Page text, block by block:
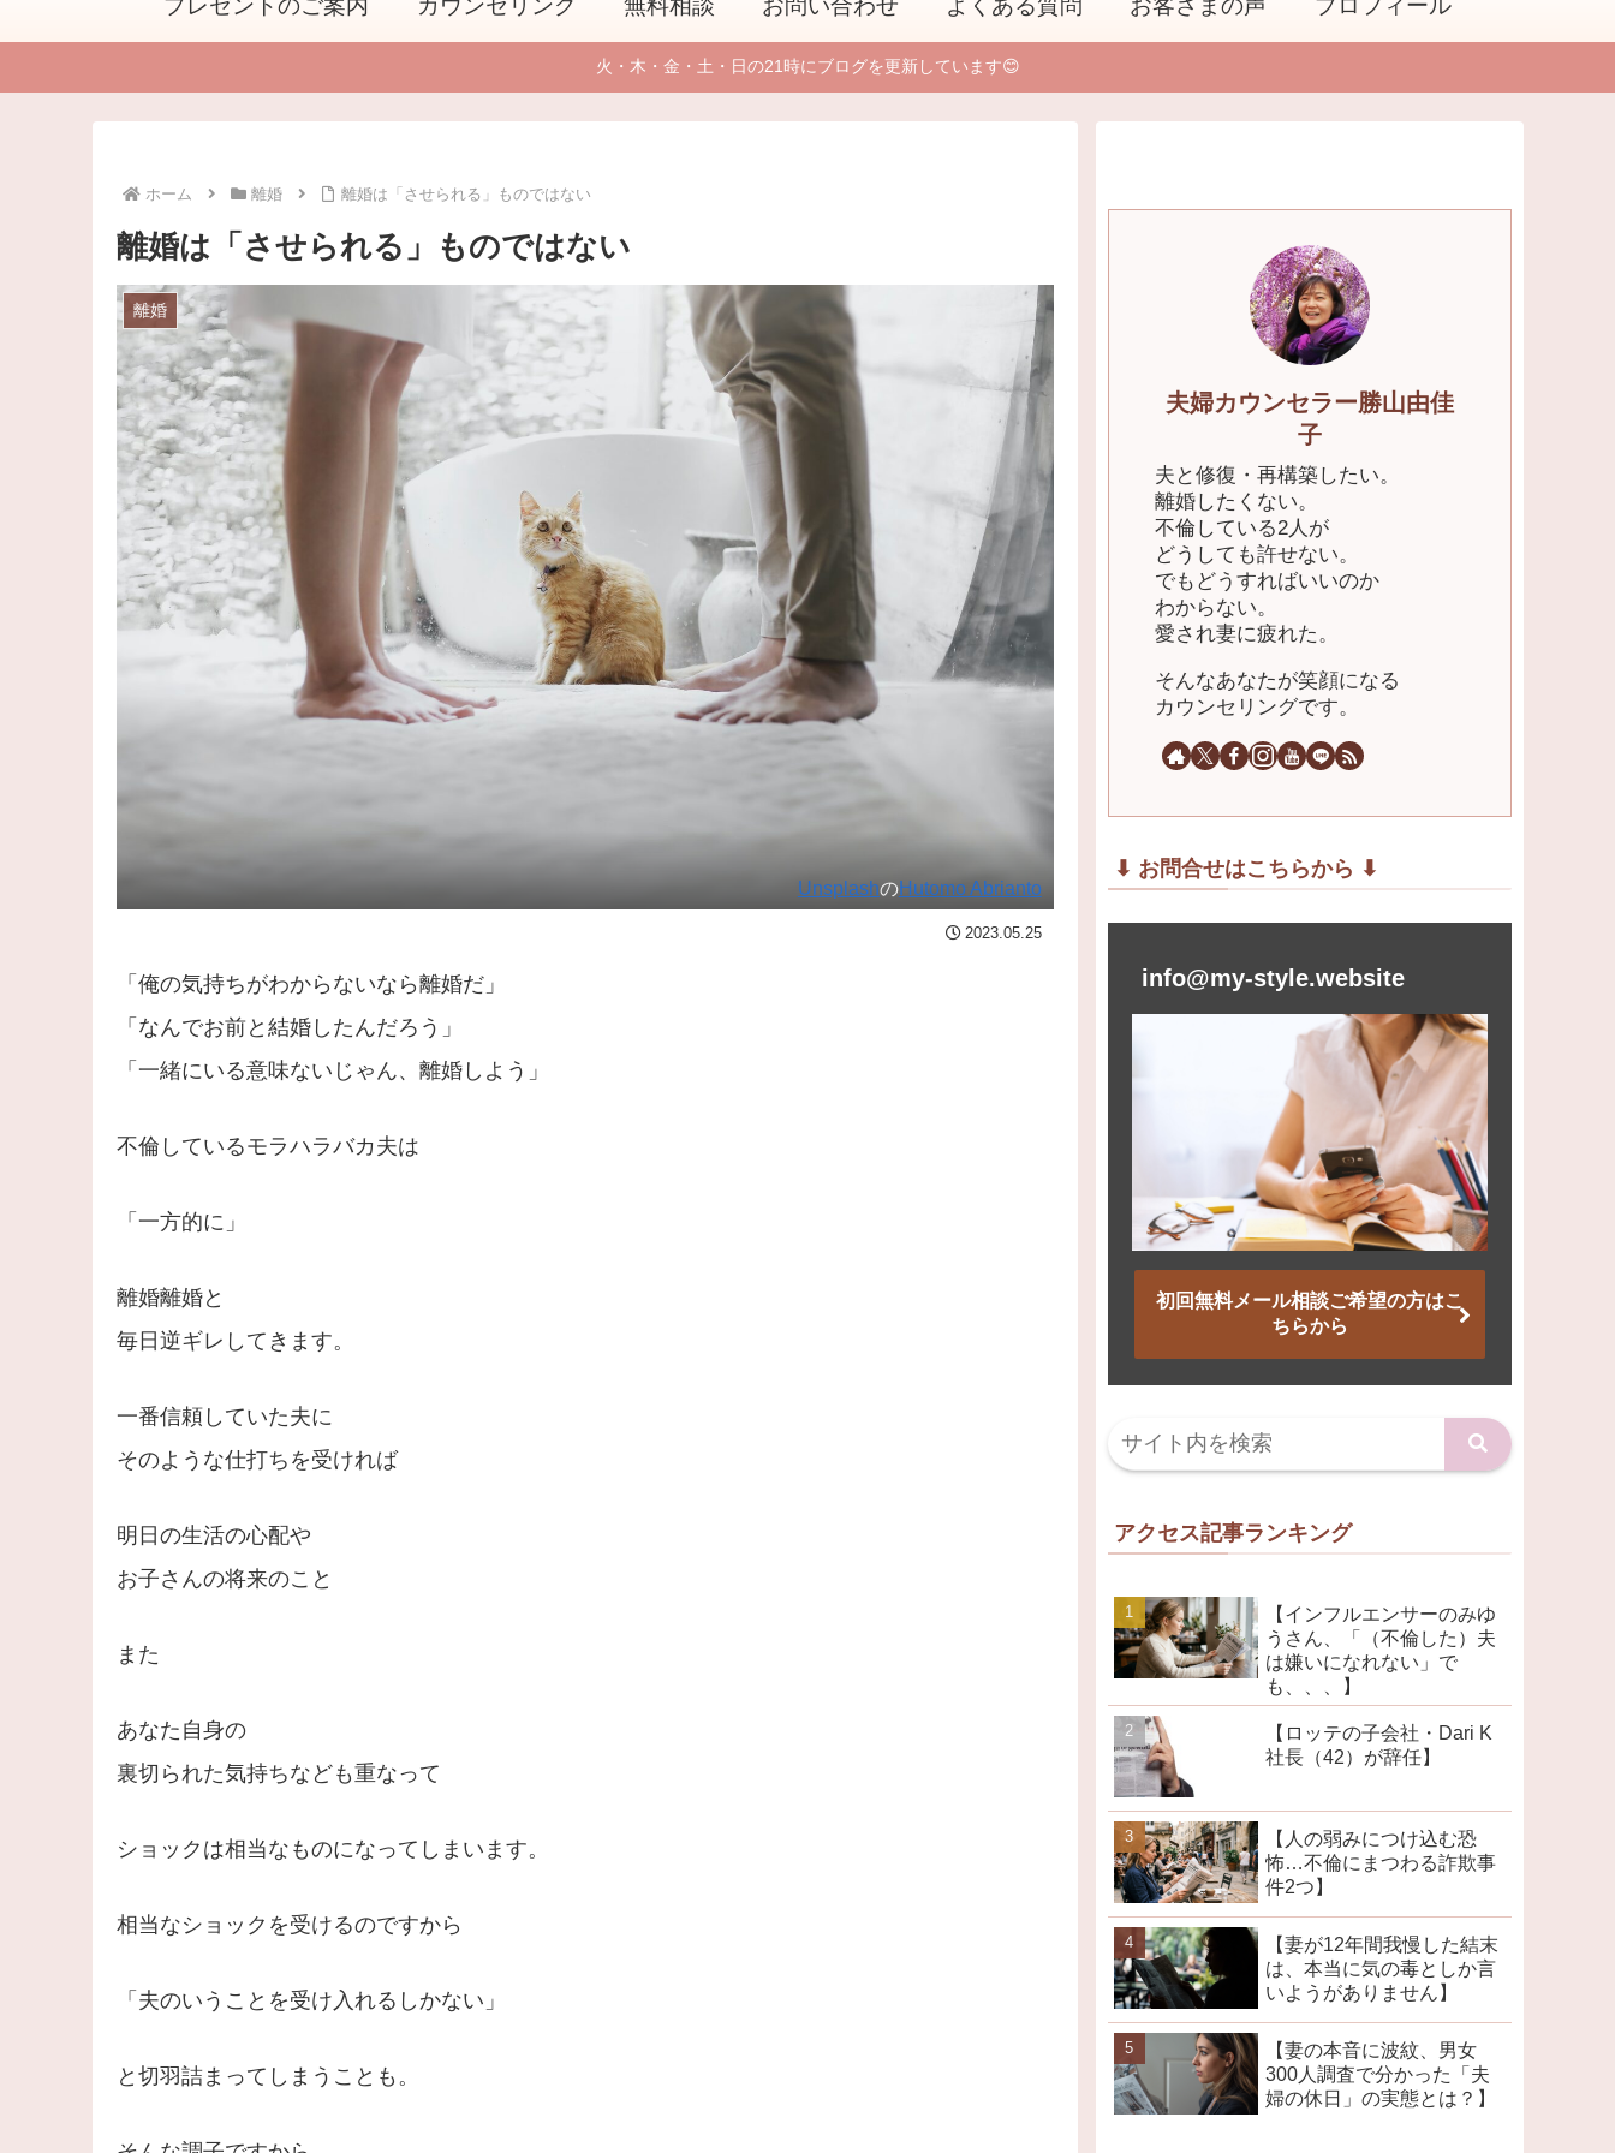
プレゼントのご案内 カウンセリング 無料相談 お問い合わせ よくある質問 お客さまの声 プロフィール
火・木・金・土・日の21時にブログを更新しています😊
ホーム 離婚 離婚は「させられる」ものではない
離婚は「させられる」ものではない
離婚
UnsplashのHutomo Abrianto
2023.05.25
「俺の気持ちがわからないなら離婚だ」
「なんでお前と結婚したんだろう」
「一緒にいる意味ないじゃん、離婚しよう」
不倫しているモラハラバカ夫は
「一方的に」
離婚離婚と
毎日逆ギレしてきます。
一番信頼していた夫に
そのような仕打ちを受ければ
明日の生活の心配や
お子さんの将来のこと
また
あなた自身の
裏切られた気持ちなども重なって
ショックは相当なものになってしまいます。
相当なショックを受けるのですから
「夫のいうことを受け入れるしかない」
と切羽詰まってしまうことも。
夫婦カウンセラー勝山由佳
子
夫と修復・再構築したい。
離婚したくない。
不倫している2人が
どうしても許せない。
でもどうすればいいのか
わからない。
愛され妻に疲れた。
そんなあなたが笑顔になる
カウンセリングです。
⬇︎ お問合せはこちらから ⬇︎
info@my-style.website
初回無料メール相談ご希望の方はこ
ちらから
アクセス記事ランキング
【インフルエンサーのみゆ
うさん、「（不倫した）夫
は嫌いになれない」で
も、、、】
【ロッテの子会社・Dari K
社長（42）が辞任】
【人の弱みにつけ込む恐
怖…不倫にまつわる詐欺事
件2つ】
【妻が12年間我慢した結末
は、本当に気の毒としか言
いようがありません】
【妻の本音に波紋、男女
300人調査で分かった「夫
婦の休日」の実態とは？】